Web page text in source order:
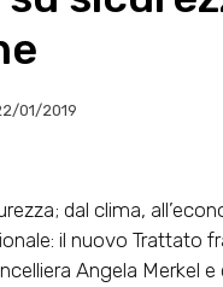
01/2019
dal clima,
il nuovo Trattato
Angela Merkel